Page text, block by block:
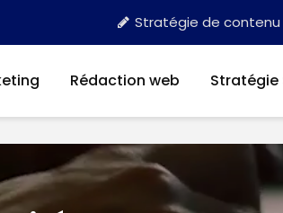
Stratégie de contenu
Rédaction web Stratégie